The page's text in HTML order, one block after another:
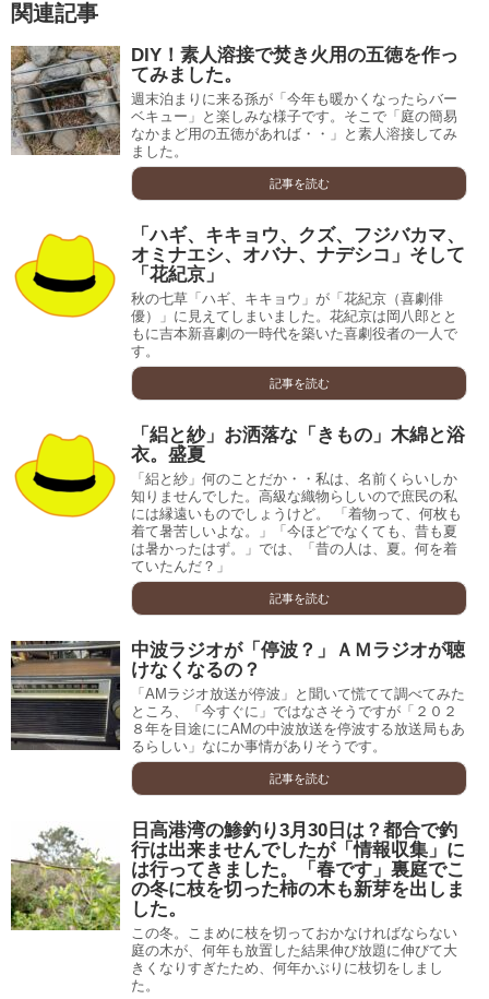
関連記事
DIY！素人溶接で焚き火用の五徳を作っ
てみました。
週末泊まりに来る孫が「今年も暖かくなったらバー
ベキュー」と楽しみな様子です。そこで「庭の簡易
なかまど用の五徳があれば・・」と素人溶接してみ
ました。
記事を読む
「ハギ、キキョウ、クズ、フジバカマ、
オミナエシ、オバナ、ナデシコ」そして
「花紀京」
秋の七草「ハギ、キキョウ」が「花紀京（喜劇俳
優）」に見えてしまいました。花紀京は岡八郎とと
もに吉本新喜劇の一時代を築いた喜劇役者の一人で
す。
記事を読む
「絽と紗」お洒落な「きもの」木綿と浴
衣。盛夏
「絽と紗」何のことだか・・私は、名前くらいしか
知りませんでした。高級な織物らしいので庶民の私
には縁遠いものでしょうけど。 「着物って、何枚も
着て暑苦しいよな。」「今ほどでなくても、昔も夏
は暑かったはず。」では、「昔の人は、夏。何を着
ていたんだ？」
記事を読む
中波ラジオが「停波？」ＡＭラジオが聴
けなくなるの？
「AMラジオ放送が停波」と聞いて慌てて調べてみた
ところ、「今すぐに」ではなさそうですが「２０２
８年を目途ににAMの中波放送を停波する放送局もあ
るらしい」なにか事情がありそうです。
記事を読む
日高港湾の鯵釣り3月30日は？都合で釣
行は出来ませんでしたが「情報収集」に
は行ってきました。「春です」裏庭でこ
の冬に枝を切った柿の木も新芽を出しま
した。
この冬。こまめに枝を切っておかなければならない
庭の木が、何年も放置した結果伸び放題に伸びて大
きくなりすぎたため、何年かぶりに枝切をしまし
た。